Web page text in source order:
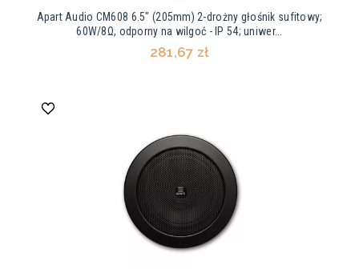
Apart Audio CM608 6.5" (205mm) 2-drożny głośnik sufitowy;
60W/8Ω, odporny na wilgoć - IP 54; uniwer...
281,67 zł